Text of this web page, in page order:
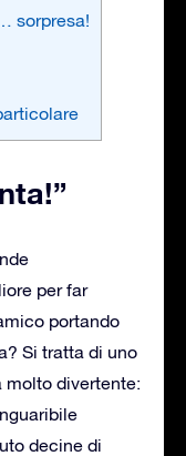
sorpresa!
per far
portando
Si tratta di uno
molto divertente:
decine di